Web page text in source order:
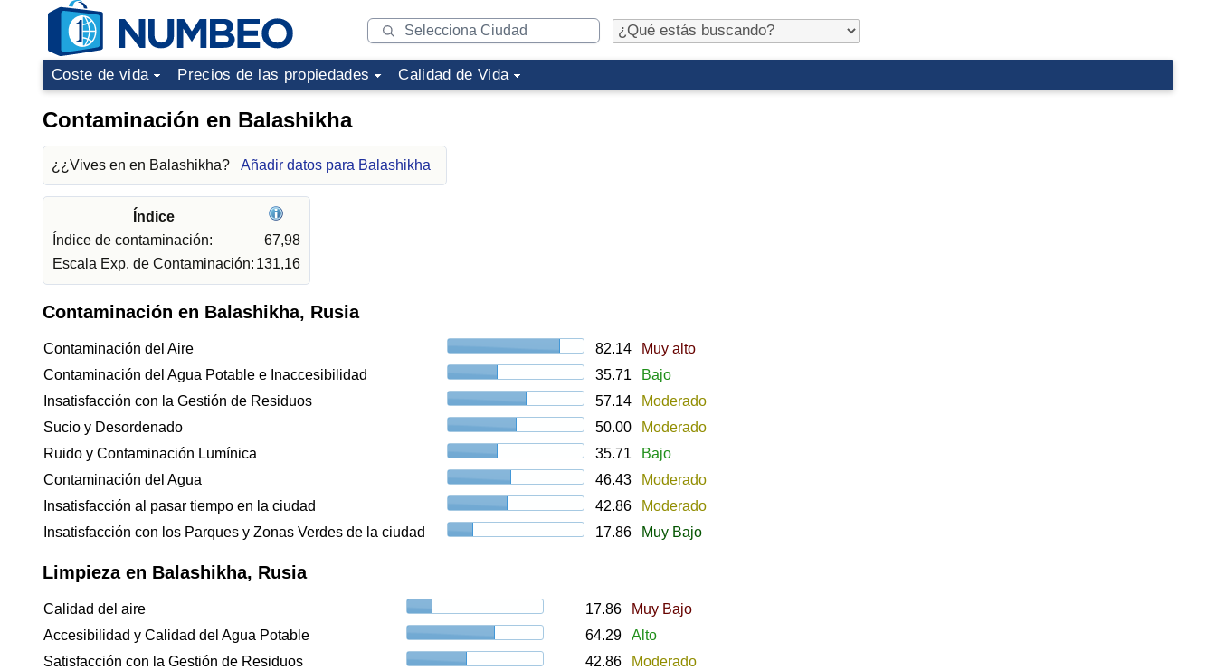
Coste de vida Precios de las propiedades Calidad de Vida
Contaminación en Balashikha
¿¿Vives en en Balashikha? Añadir datos para Balashikha
Índice
Índice de contaminación:
67,98
Escala Exp. de Contaminación: 131,16
Contaminación en Balashikha, Rusia
Contaminación del Aire 82.14
Muy alto
Contaminación del Agua Potable e Inaccesibilidad
35.71
Bajo
Insatisfacción con la Gestión de Residuos
57.14
Moderado
Sucio y Desordenado
50.00
Moderado
Ruido y Contaminación Lumínica
35.71
Bajo
Contaminación del Agua
46.43
Moderado
Insatisfacción al pasar tiempo en la ciudad
42.86
Moderado
Insatisfacción con los Parques y Zonas Verdes de la ciudad
17.86 Muy Bajo
Limpieza en Balashikha, Rusia
Calidad del aire 17.86
Muy Bajo
Accesibilidad y Calidad del Agua Potable
64.29
Alto
Satisfacción con la Gestión de Residuos
42.86
Moderado